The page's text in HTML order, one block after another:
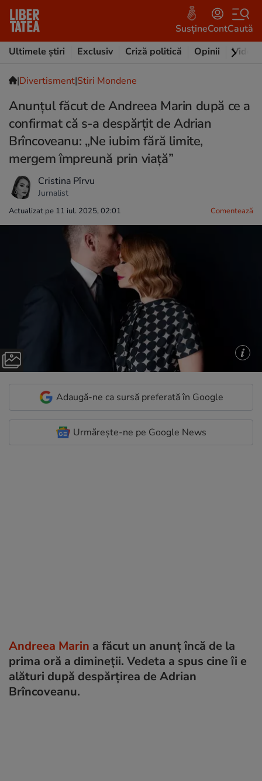
SusțineContCaută
Ultimele știri
Exclusiv Criză politică Opinii Video
|Divertisment|Stiri Mondene
Anunțul făcut de Andreea Marin după ce a
confirmat că s-a despărțit de Adrian
Brîncoveanu: „Ne iubim fără limite,
mergem împreună prin viață”
Cristina Pîrvu
Jurnalist
Actualizat pe 11 iul. 2025, 02:01 Comentează
Adaugă-ne ca sursă preferată în Google
Urmărește-ne pe Google News
Andreea Marin a făcut un anunț încă de la
prima oră a dimineții. Vedeta a spus cine îi e
alături după despărțirea de Adrian
Brîncoveanu.